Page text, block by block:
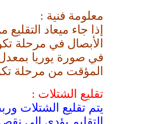
معلومة فنية :
إذا جاء ميعاد
الأبصال في مرحلة
المؤقت من مرحلة
تقليع الشتلات :